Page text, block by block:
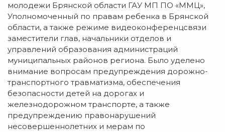
молодежи Брянской области ГАУ МП ПО «ММЦ»,
Уполномоченный по правам ребенка в Брянской
области, а также режиме видеоконференцсвязи
заместители глав, начальники отделов и
управлений образования администраций
муниципальных районов региона. Было уделено
внимание вопросам предупреждения дорожно-
транспортного травматизма, обеспечения
безопасности детей на дорогах и
железнодорожном транспорте, а также
предупреждению правонарушений
несовершеннолетних и мерам по